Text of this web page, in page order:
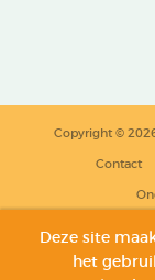
Copyright ©
Contact
Deze site
het